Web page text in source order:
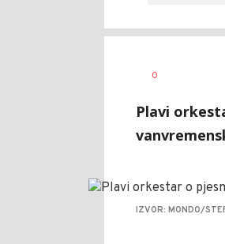
AUTOR
0
Plavi
IZVOR: MONDO/